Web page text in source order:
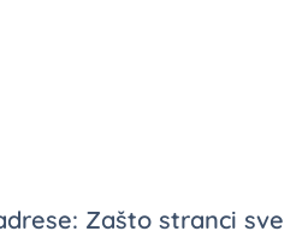
Zašto stranci sve